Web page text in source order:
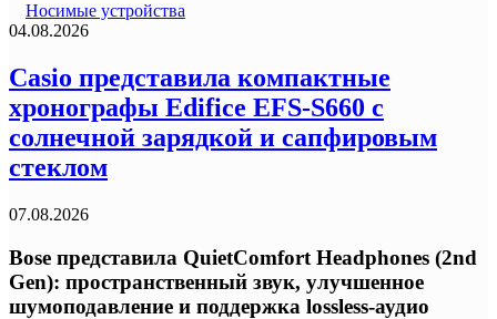
Носимые устройства
04.08.2026
Casio представила компактные
хронографы Edifice EFS-S660 с
солнечной зарядкой и сапфировым
стеклом
07.08.2026
Bose представила QuietComfort Headphones (2nd
Gen): пространственный звук, улучшенное
шумоподавление и поддержка lossless-аудио